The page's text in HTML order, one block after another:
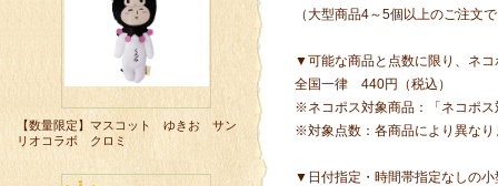
（大型商品4～5個以上のご注文
▼可能な商品と点数に限り、ネ
全国一律 440円（税込）
※ネコポス対象商品：「ネコポ
※対象点数：各商品により異な
▼日付指定・時間帯指定なしの
【数量限定】マスコット ゆきお サン
リオコラボ クロミ